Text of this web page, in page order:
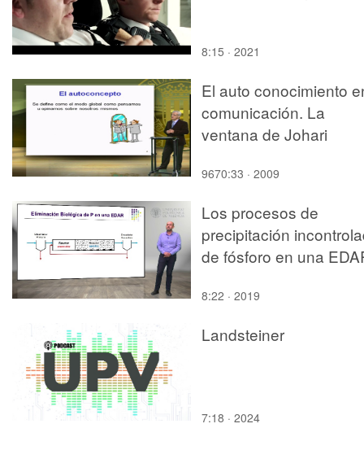
8:15 · 2021
El auto conocimiento
comunicación. La
ventana de Johari
9670:33 · 2009
Los procesos de
precipitación
de fósforo en una
8:22 · 2019
Landsteiner
7:18 · 2024